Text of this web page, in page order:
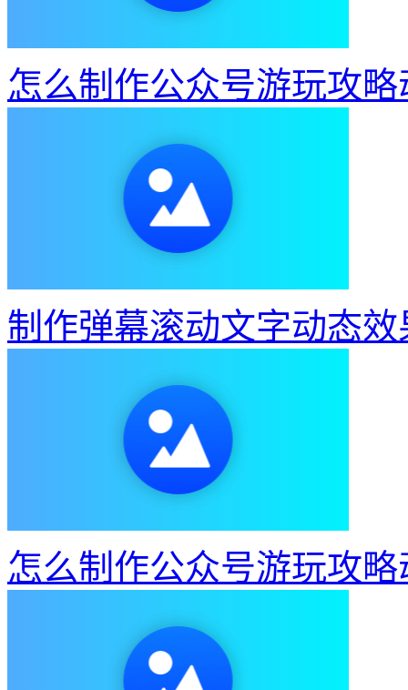
怎么制作公众号游玩攻
制作弹幕滚动文字动态效
怎么制作公众号游玩攻